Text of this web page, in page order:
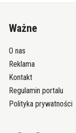
Ważne
O nas
Reklama
Kontakt
Regulamin portalu
Polityka prywatności